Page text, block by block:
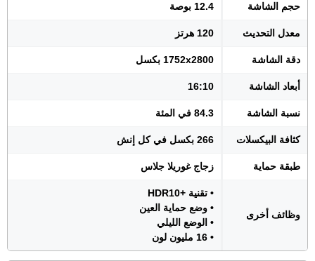
حجم الشاشة 12.4 بوصة
معدل التحديث 120 هرتز
دقة الشاشة 1752x2800 بكسل
أبعاد الشاشة 16:10
نسبة الشاشة 84.3 في المئة
كثافة البيكسلات 266 بكسل في كل إنش
طبقة حماية زجاج غوريلا جلاس
وظائف أخرى
• تقنية +HDR10
• وضع حماية العين
• الوضع الليلي
• 16 مليون لون